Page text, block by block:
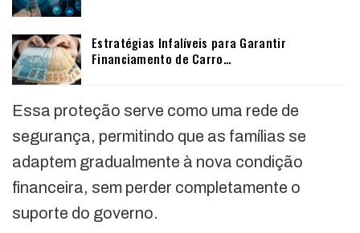
Estratégias Infalíveis para Garantir
Financiamento de Carro…
Essa proteção serve como uma rede de
segurança, permitindo que as famílias se
adaptem gradualmente à nova condição
financeira, sem perder completamente o
suporte do governo.